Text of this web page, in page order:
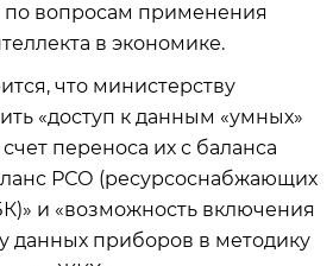
по вопросам применения
в экономике.
что министерству
«доступ к данным «умных»
переноса их с баланса
РСО (ресурсоснабжающих
и «возможность включения
данных приборов в методику